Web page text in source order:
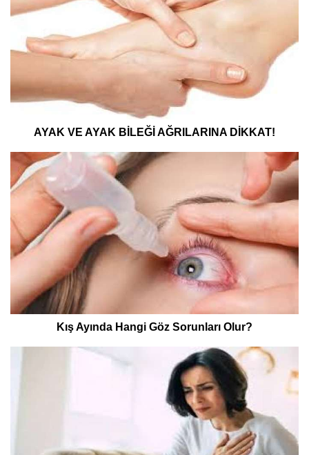
AYAK VE AYAK BİLEĞİ AĞRILARINA DİKKAT!
Kış Ayında Hangi Göz Sorunları Olur?